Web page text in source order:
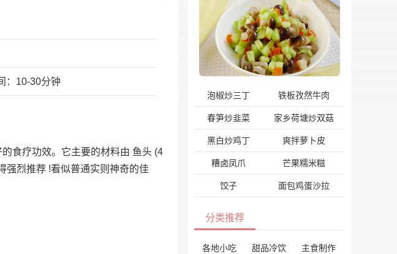
：10-30分钟
食疗功效。它主要的材料由 鱼头 (4
强烈推荐 !看似普通实则神奇的佳
泡椒炒三丁 铁板孜然牛肉
春笋炒韭菜 家乡荷塘炒双菇
黑白炒鸡丁 爽拌萝卜皮
糟卤凤爪 芒果糯米糍
饺子 面包鸡蛋沙拉
分类推荐
各地小吃 甜品冷饮 主食制作